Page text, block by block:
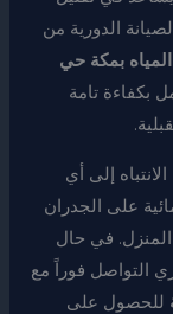
الدورية من
بمكة حي
بكفاءة تامة
الانتباه إلى أي
على الجدران
المنزل. في حال
التواصل فوراً مع
للحصول على